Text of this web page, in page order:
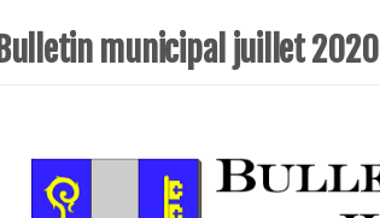
Bulletin municipal juillet 2020